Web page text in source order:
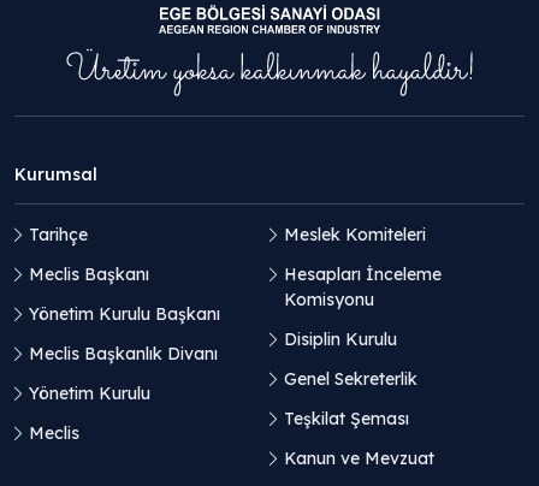
Kurumsal
Tarihçe
Meclis Başkanı
Yönetim Kurulu Başkanı
Meclis Başkanlık Divanı
Yönetim Kurulu
Meclis
Meslek Komiteleri
Hesapları İnceleme
Komisyonu
Disiplin Kurulu
Genel Sekreterlik
Teşkilat Şeması
Kanun ve Mevzuat